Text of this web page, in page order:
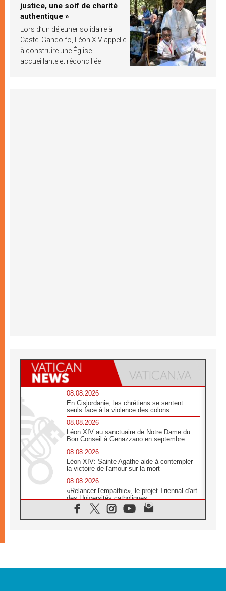
justice, une soif de charité
authentique »
Lors d’un déjeuner solidaire à
Castel Gandolfo, Léon XIV appelle
à construire une Église
accueillante et réconciliée
08.08.2026
En Cisjordanie, les chrétiens se sentent
seuls face à la violence des colons
08.08.2026
Léon XIV au sanctuaire de Notre Dame du
Bon Conseil à Genazzano en septembre
08.08.2026
Léon XIV: Sainte Agathe aide à contempler
la victoire de l'amour sur la mort
08.08.2026
«Relancer l'empathie», le projet Triennal d'art
des Universités catholiques
08.08.2026
Signis 2026, donner la parole aux religieuses
07.08.2026